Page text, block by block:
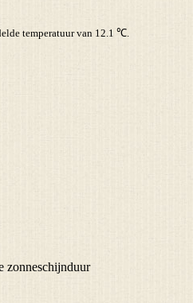
temperatuur van 12.1 ℃.
zonneschijnduur